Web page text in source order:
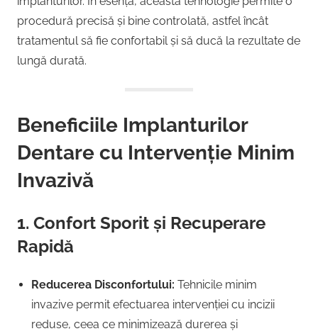
procedură precisă și bine controlată, astfel încât
tratamentul să fie confortabil și să ducă la rezultate de
lungă durată.
Beneficiile Implanturilor
Dentare cu Intervenție Minim
Invazivă
1. Confort Sporit și Recuperare
Rapidă
Reducerea Disconfortului: Tehnicile minim
invazive permit efectuarea intervenției cu incizii
reduse, ceea ce minimizează durerea și